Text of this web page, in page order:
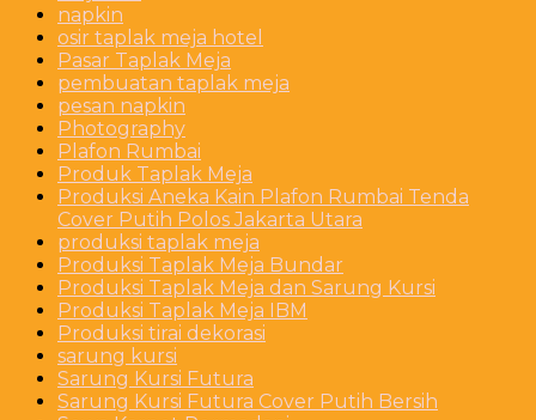
napkin
osir taplak meja hotel
Pasar Taplak Meja
pembuatan taplak meja
pesan napkin
Photography
Plafon Rumbai
Produk Taplak Meja
Produksi Aneka Kain Plafon Rumbai Tenda
Cover Putih Polos Jakarta Utara
produksi taplak meja
Produksi Taplak Meja Bundar
Produksi Taplak Meja dan Sarung Kursi
Produksi Taplak Meja IBM
Produksi tirai dekorasi
sarung kursi
Sarung Kursi Futura
Sarung Kursi Futura Cover Putih Bersih